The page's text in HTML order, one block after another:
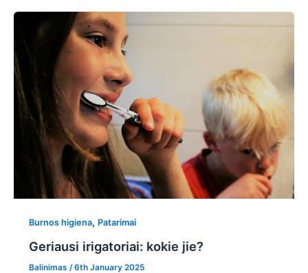
Burnos higiena, Patarimai
Geriausi irigatoriai: kokie jie?
Balinimas /6th January 2025